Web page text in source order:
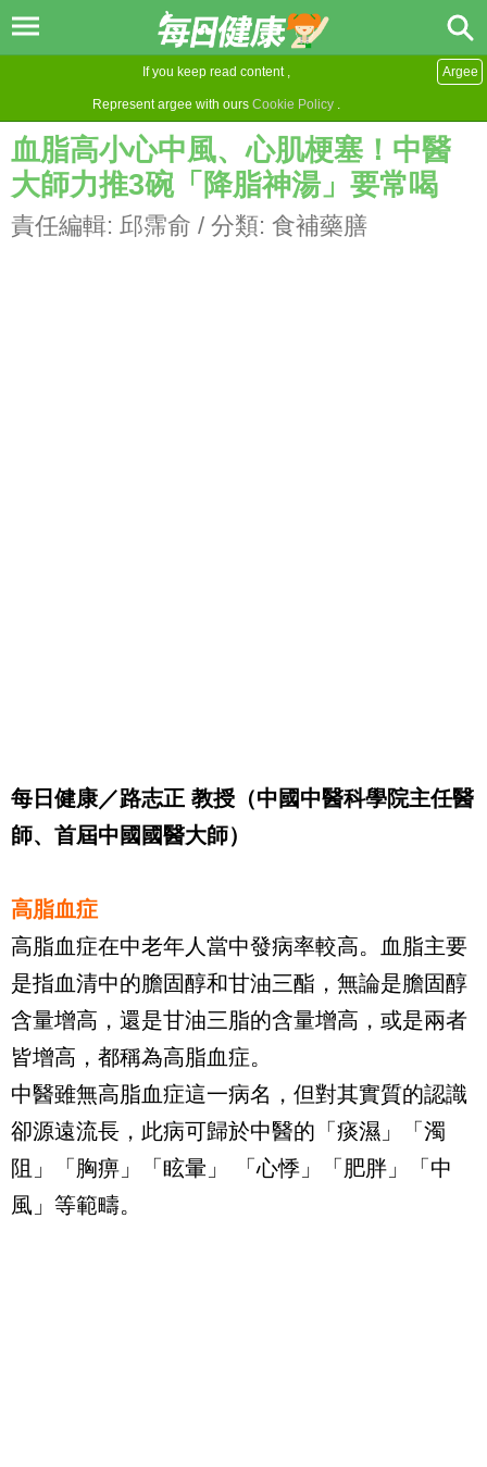
If you keep read content ,
Represent argee with ours Cookie Policy .
Argee
血脂高小心中風、心肌梗塞！中醫
大師力推3碗「降脂神湯」要常喝
責任編輯: 邱霈俞 / 分類: 食補藥膳
每日健康／路志正 教授（中國中醫科學院主任醫
師、首屆中國國醫大師）
高脂血症
高脂血症在中老年人當中發病率較高。血脂主要
是指血清中的膽固醇和甘油三酯，無論是膽固醇
含量增高，還是甘油三脂的含量增高，或是兩者
皆增高，都稱為高脂血症。
中醫雖無高脂血症這一病名，但對其實質的認識
卻源遠流長，此病可歸於中醫的「痰濕」「濁
阻」「胸痹」「眩暈」 「心悸」「肥胖」「中
風」等範疇。